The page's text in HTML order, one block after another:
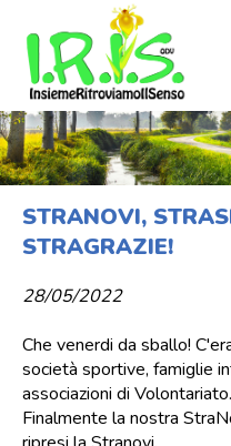
STRANOVI,
STRAGRAZIE!
28/05/2022
Che venerdi da sballo!
società sportive, famiglie
associazioni di Volontariato.
Finalmente la nostra